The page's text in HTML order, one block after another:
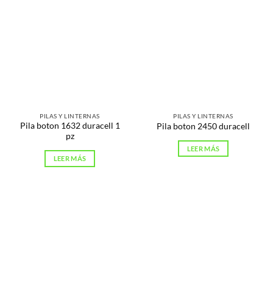
PILAS Y LINTERNAS
Pila boton 1632 duracell 1
pz
LEER MÁS
PILAS Y LINTERNAS
Pila boton 2450 duracell
LEER MÁS